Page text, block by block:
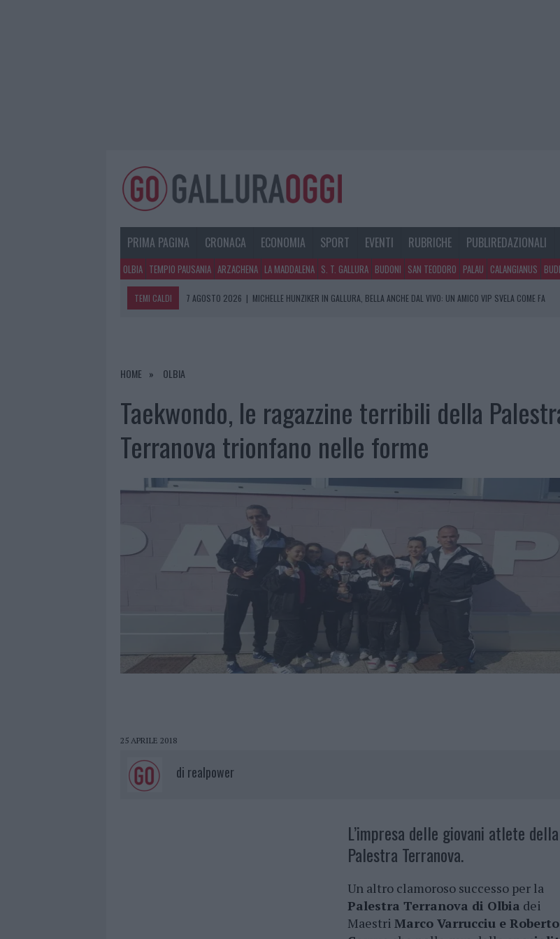
PRIMA PAGINA CRONACA ECONOMIA SPORT EVENTI RUBRICHE PUBLIREDAZIONALI
OLBIA TEMPIO PAUSANIA ARZACHENA LA MADDALENA S. T. GALLURA BUDONI SAN TEODORO PALAU CALANGIANUS
TEMI CALDI 7 AGOSTO 2026 | MICHELLE HUNZIKER IN GALLURA, BELLA ANCHE DAL VIVO: UN AMICO VIP SVELA COME FA
7 AGOSTO 2026
HOME OLBIA
Taekwondo, le ragazzine terribili della
Terranova trionfano nelle forme
25 APRILE 2018
di realpower
L’impresa delle giovani atlete della
Palestra Terranova.
Un altro clamoroso successo per la
Palestra Terranova di Olbia dei
Maestri Marco Varrucciu e Roberto